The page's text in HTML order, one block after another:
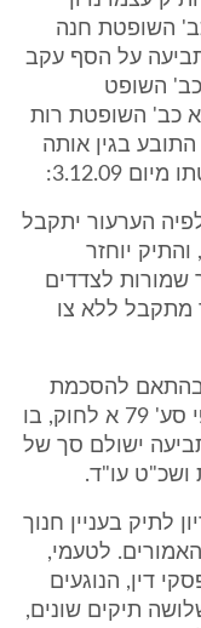
07, בפני כב' השופטת חנה
על הסף עקב
השופט
08, מחוזי ת"א כב' השופטת רות
בגין אותה
3.12.09:
הערעור יתקבל
יוחזר
לצדדים
מתקבל ללא צו
להסכמת
הצדדים באותו תיק, ניתן פסק דין לפי סע' 79 א לחוק, בו
ישולם סך של
לתיק בעניין חנוך
לטעמי,
דין, הנוגעים
תיקים שונים,